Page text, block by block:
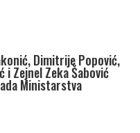
Dimitrije Popović,
i Zejnel Zeka Šabović
Ministarstva